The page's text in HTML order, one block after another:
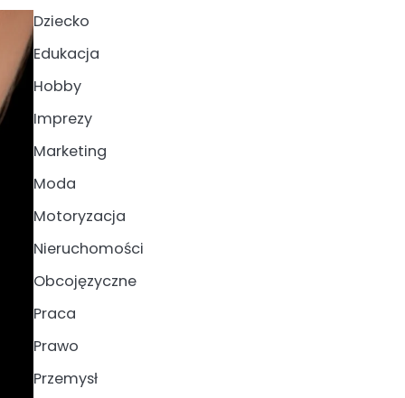
Dziecko
Edukacja
Hobby
Imprezy
Marketing
Moda
Motoryzacja
Nieruchomości
Obcojęzyczne
Praca
Prawo
Przemysł